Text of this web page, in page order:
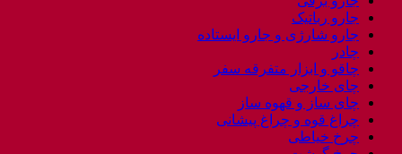
جارو رباتیک
جارو شارژی و جارو ایستاده
چادر
چاقو و ابزار متفرقه سفر
چای خارجی
چای ساز و قهوه ساز
چراغ قوه و چراغ پیشانی
چرخ خیاطی